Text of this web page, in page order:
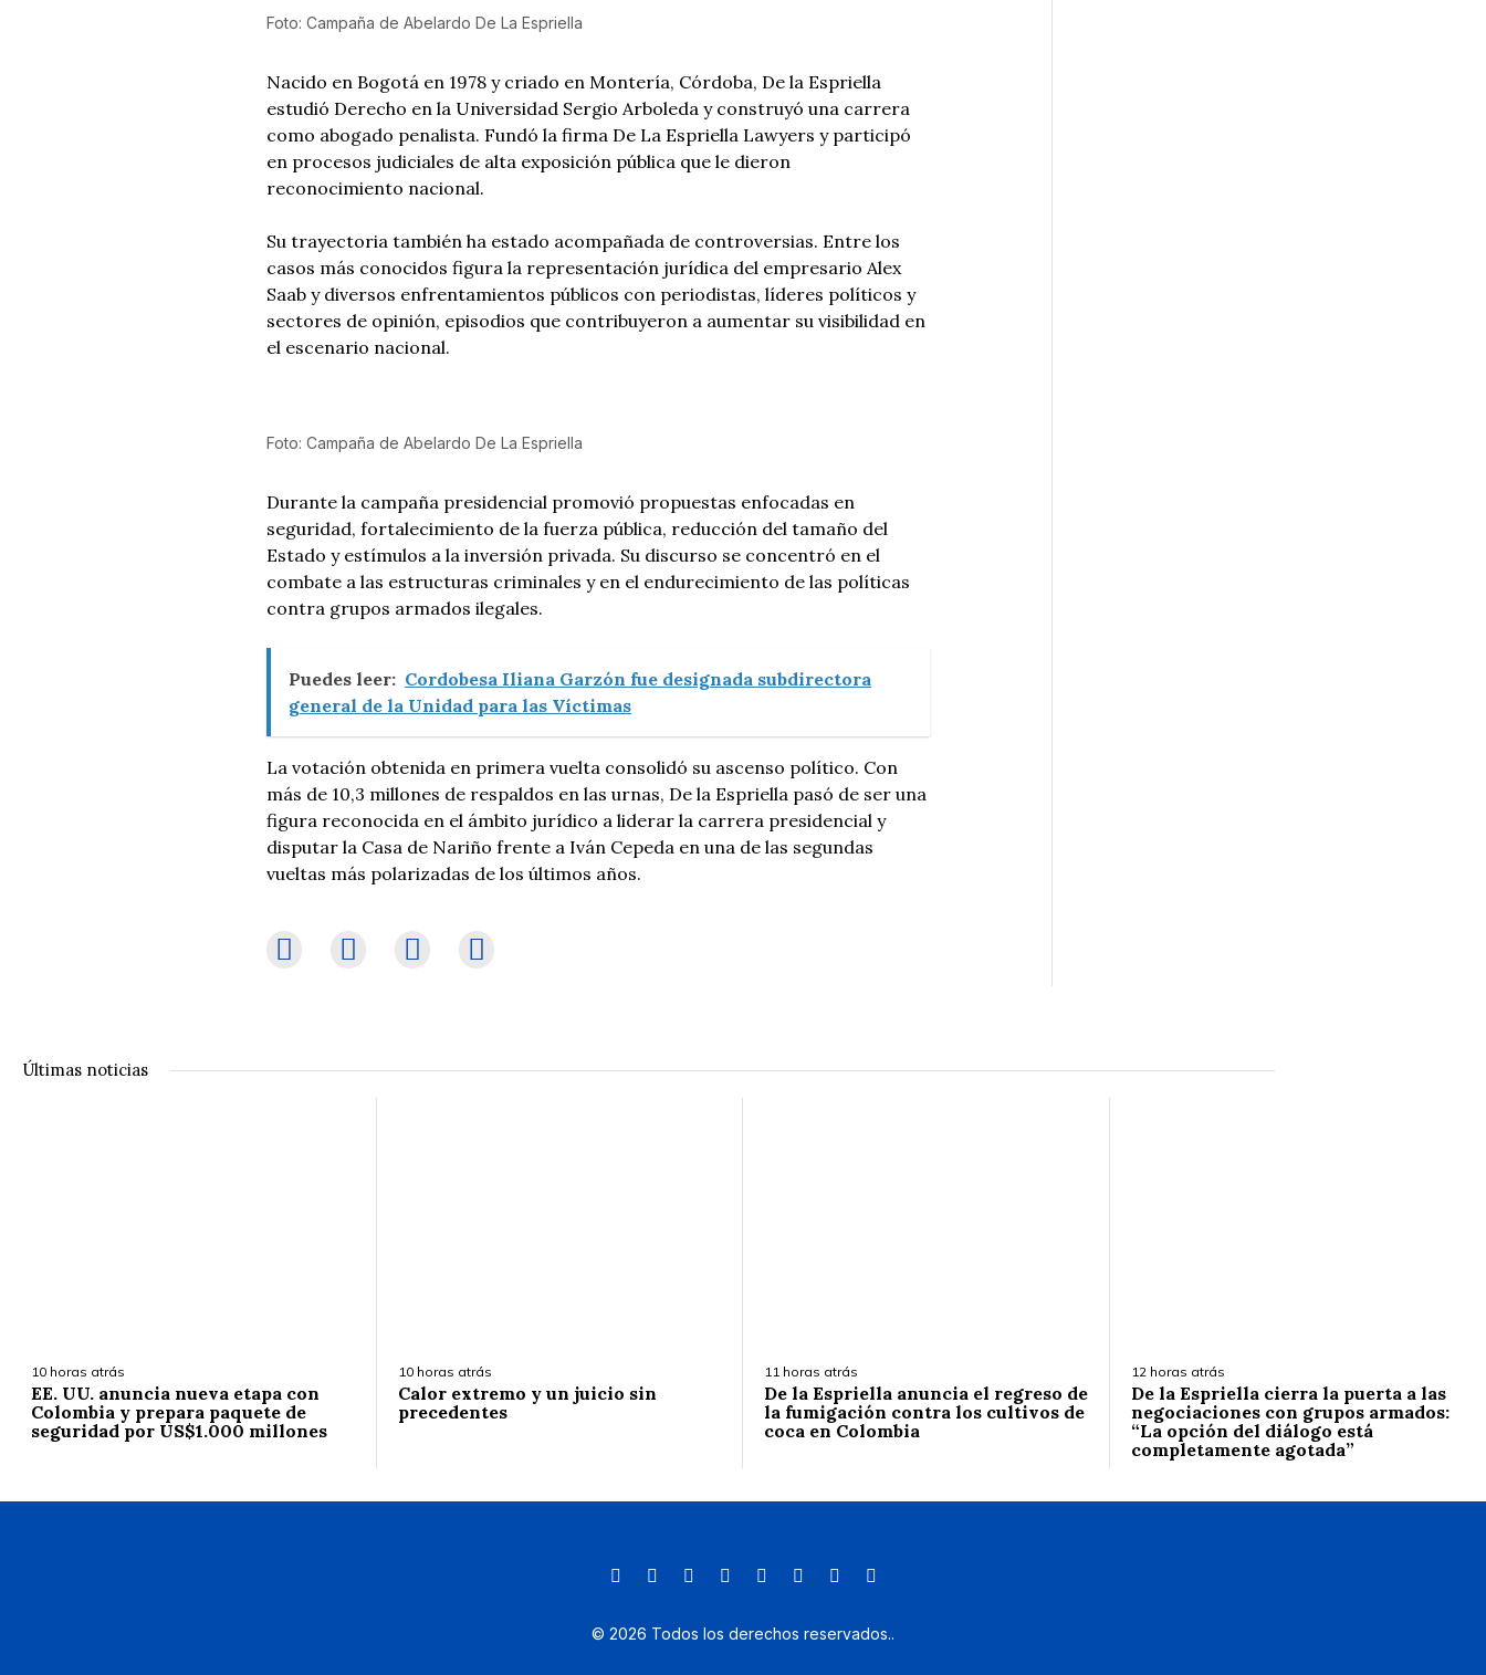
Foto: Campaña de Abelardo De La Espriella
Nacido en Bogotá en 1978 y criado en Montería, Córdoba, De la Espriella
estudió Derecho en la Universidad Sergio Arboleda y construyó una carrera
como abogado penalista. Fundó la firma De La Espriella Lawyers y participó
en procesos judiciales de alta exposición pública que le dieron
reconocimiento nacional.
Su trayectoria también ha estado acompañada de controversias. Entre los
casos más conocidos figura la representación jurídica del empresario Alex
Saab y diversos enfrentamientos públicos con periodistas, líderes políticos y
sectores de opinión, episodios que contribuyeron a aumentar su visibilidad en
el escenario nacional.
Foto: Campaña de Abelardo De La Espriella
Durante la campaña presidencial promovió propuestas enfocadas en
seguridad, fortalecimiento de la fuerza pública, reducción del tamaño del
Estado y estímulos a la inversión privada. Su discurso se concentró en el
combate a las estructuras criminales y en el endurecimiento de las políticas
contra grupos armados ilegales.
Puedes leer: Cordobesa Iliana Garzón fue designada subdirectora
general de la Unidad para las Víctimas
La votación obtenida en primera vuelta consolidó su ascenso político. Con
más de 10,3 millones de respaldos en las urnas, De la Espriella pasó de ser una
figura reconocida en el ámbito jurídico a liderar la carrera presidencial y
disputar la Casa de Nariño frente a Iván Cepeda en una de las segundas
vueltas más polarizadas de los últimos años.
Últimas noticias
10 horas atrás
EE. UU. anuncia nueva etapa con
Colombia y prepara paquete de
seguridad por US$1.000 millones
10 horas atrás
Calor extremo y un juicio sin
precedentes
11 horas atrás
De la Espriella anuncia el regreso de
la fumigación contra los cultivos de
coca en Colombia
12 horas atrás
De la Espriella cierra la puerta a las
negociaciones con grupos armados:
“La opción del diálogo está
completamente agotada”
© 2026 Todos los derechos reservados..